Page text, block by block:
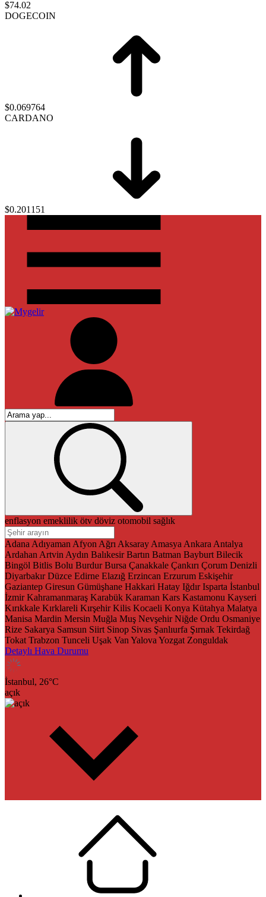
$74.02
DOGECOIN
$0.069764
CARDANO
$0.201151
enflasyon emeklilik ötv döviz otomobil sağlık
Adana Adıyaman Afyon Ağrı Aksaray Amasya Ankara Antalya
Ardahan Artvin Aydın Balıkesir Bartın Batman Bayburt Bilecik
Bingöl Bitlis Bolu Burdur Bursa Çanakkale Çankırı Çorum Denizli
Diyarbakır Düzce Edirne Elazığ Erzincan Erzurum Eskişehir
Gaziantep Giresun Gümüşhane Hakkari Hatay Iğdır Isparta İstanbul
İzmir Kahramanmaraş Karabük Karaman Kars Kastamonu Kayseri
Kırıkkale Kırklareli Kırşehir Kilis Kocaeli Konya Kütahya Malatya
Manisa Mardin Mersin Muğla Muş Nevşehir Niğde Ordu Osmaniye
Rize Sakarya Samsun Siirt Sinop Sivas Şanlıurfa Şırnak Tekirdağ
Tokat Trabzon Tunceli Uşak Van Yalova Yozgat Zonguldak
Detaylı Hava Durumu
İstanbul, 26°C
açık